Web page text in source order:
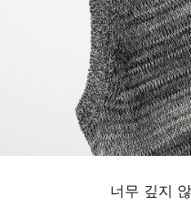
너무 깊지